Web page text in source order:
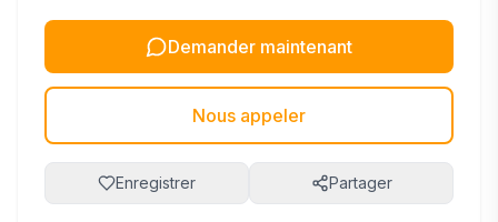
Demander maintenant
Nous appeler
Enregistrer Partager